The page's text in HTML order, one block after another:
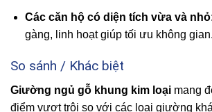
Các căn hộ có diện tích vừa và nhỏ
gàng, linh hoạt giúp tối ưu không gian.
So sánh / Khác biệt
Giường ngủ gỗ khung kim loại mang
điểm vượt trội so với các loại giường